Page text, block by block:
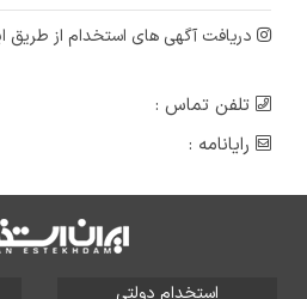
دریافت آگهی های استخدام از طریق
تلفن تماس :
رایانامه :
استخدام دولتی